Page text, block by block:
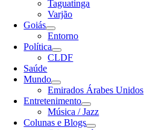
Taguatinga
Varjão
Goiás
Entorno
Política
CLDF
Saúde
Mundo
Emirados Árabes Unidos
Entretenimento
Música / Jazz
Colunas e Blogs